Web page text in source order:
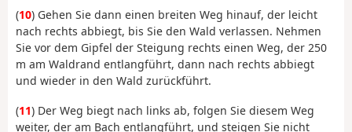
(10) Gehen Sie dann einen breiten Weg hinauf, der leicht
nach rechts abbiegt, bis Sie den Wald verlassen. Nehmen
Sie vor dem Gipfel der Steigung rechts einen Weg, der 250
m am Waldrand entlangführt, dann nach rechts abbiegt
und wieder in den Wald zurückführt.
(11) Der Weg biegt nach links ab, folgen Sie diesem Weg
weiter, der am Bach entlangführt, und steigen Sie nicht